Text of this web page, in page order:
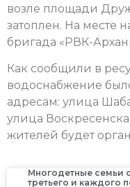
возле площади
затоплен. На месте
бригада «РВК-
Как сообщили в
водоснабжение
адресам: улица
улица Воскресенская
жителей будет
Многодетные семьи
третьего и каждого